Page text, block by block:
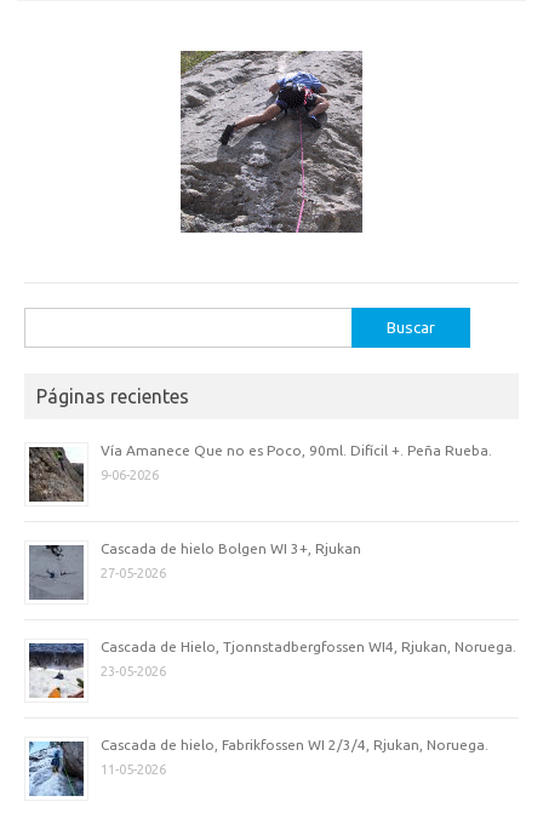
Páginas recientes
Vía Amanece Que no es Poco, 90ml. Difícil +. Peña Rueba.
9-06-2026
Cascada de hielo Bolgen WI 3+, Rjukan
27-05-2026
Cascada de Hielo, Tjonnstadbergfossen WI4, Rjukan, Noruega.
23-05-2026
Cascada de hielo, Fabrikfossen WI 2/3/4, Rjukan, Noruega.
11-05-2026